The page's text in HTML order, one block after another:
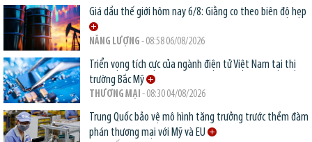
Giá dầu thế giới hôm nay 6/8: Giằng co theo biên độ hẹp
NĂNG LƯỢNG - 08:58 06/08/2026
Triển vọng tích cực của ngành điện tử Việt Nam tại thị
trường Bắc Mỹ
THƯƠNG MẠI - 08:30 04/08/2026
Trung Quốc bảo vệ mô hình tăng trưởng trước thềm đàm
phán thương mại với Mỹ và EU